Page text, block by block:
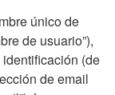
único de
de usuario”),
(de
de email